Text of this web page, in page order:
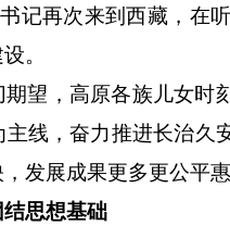
记再次来到西藏，在
。
望，高原各族儿女时
线，奋力推进长治
发展成果更多更公平惠
思想基础